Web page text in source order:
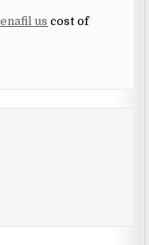
us cost of